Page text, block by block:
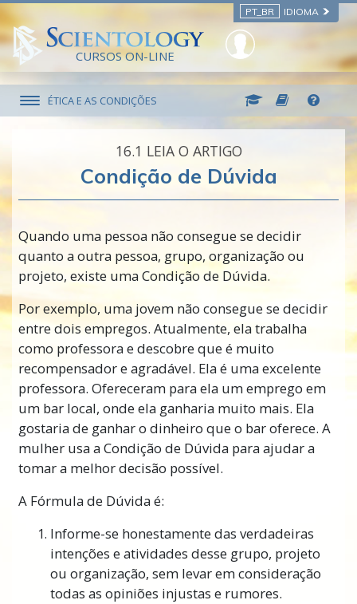
PT_BR IDIOMA
CURSOS ON-LINE
ÉTICA E AS CONDIÇÕES
16.‎1 LEIA O ARTIGO
Condição de Dúvida
Quando uma pessoa não consegue se decidir
quanto a outra pessoa, grupo, organização ou
projeto, existe uma Condição de Dúvida.
Por exemplo, uma jovem não consegue se decidir
entre dois empregos. Atualmente, ela trabalha
como professora e descobre que é muito
recompensador e agradável. Ela é uma excelente
professora. Ofereceram para ela um emprego em
um bar local, onde ela ganharia muito mais. Ela
gostaria de ganhar o dinheiro que o bar oferece. A
mulher usa a Condição de Dúvida para ajudar a
tomar a melhor decisão possível.
A Fórmula de Dúvida é:
Informe-se honestamente das verdadeiras
intenções e atividades desse grupo, projeto
ou organização, sem levar em consideração
todas as opiniões injustas e rumores.